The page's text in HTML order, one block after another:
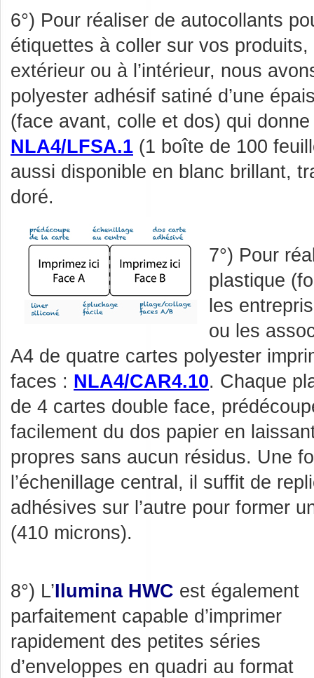
6°) Pour réaliser de autocollants
étiquettes à coller sur vos
extérieur ou à l’intérieur, nous
polyester adhésif satiné d’une
(face avant, colle et dos) qui
NLA4/LFSA.1 (1 boîte de 100
aussi disponible en blanc brillant,
doré.
7°) Pour
plastique
les
ou les
A4 de quatre cartes polyester
faces : NLA4/CAR4.10. Chaque
de 4 cartes double face,
facilement du dos papier en
propres sans aucun résidus. Une
l’échenillage central, il suffit de
adhésives sur l’autre pour former
(410 microns).
8°) L’Ilumina HWC est également
parfaitement capable d’imprimer
rapidement des petites séries
d’enveloppes en quadri au format